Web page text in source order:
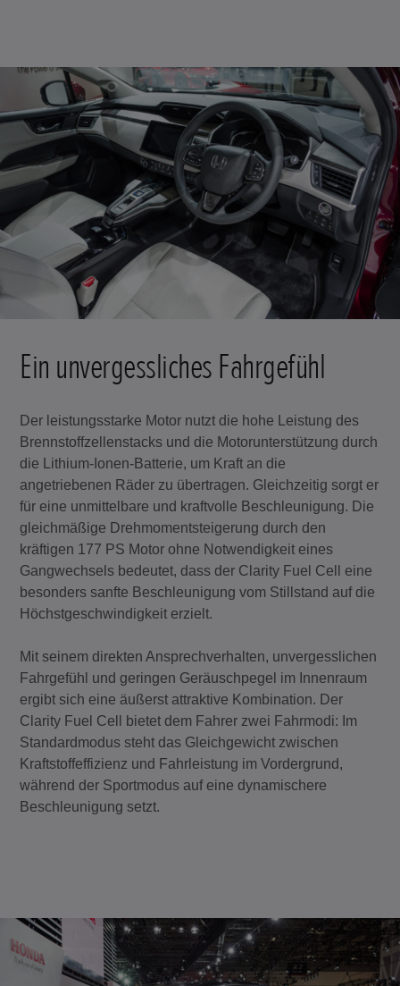
Ein unvergessliches Fahrgefühl
Der leistungsstarke Motor nutzt die hohe Leistung des
Brennstoffzellenstacks und die Motorunterstützung durch
die Lithium-Ionen-Batterie, um Kraft an die
angetriebenen Räder zu übertragen. Gleichzeitig sorgt er
für eine unmittelbare und kraftvolle Beschleunigung. Die
gleichmäßige Drehmomentsteigerung durch den
kräftigen 177 PS Motor ohne Notwendigkeit eines
Gangwechsels bedeutet, dass der Clarity Fuel Cell eine
besonders sanfte Beschleunigung vom Stillstand auf die
Höchstgeschwindigkeit erzielt.
Mit seinem direkten Ansprechverhalten, unvergesslichen
Fahrgefühl und geringen Geräuschpegel im Innenraum
ergibt sich eine äußerst attraktive Kombination. Der
Clarity Fuel Cell bietet dem Fahrer zwei Fahrmodi: Im
Standardmodus steht das Gleichgewicht zwischen
Kraftstoffeffizienz und Fahrleistung im Vordergrund,
während der Sportmodus auf eine dynamischere
Beschleunigung setzt.